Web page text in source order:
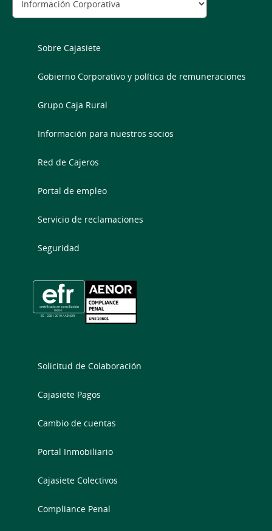
Sobre Cajasiete
Gobierno Corporativo y política de remuneraciones
Grupo Caja Rural
Información para nuestros socios
Red de Cajeros
Portal de empleo
Servicio de reclamaciones
Seguridad
Solicitud de Colaboración
Cajasiete Pagos
Cambio de cuentas
Portal Inmobiliario
Cajasiete Colectivos
Compliance Penal